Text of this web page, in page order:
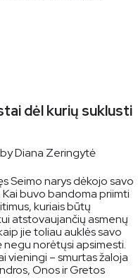
dėl kurių suklusti
Diana Zeringytė
Seimo narys dėkojo savo
Kai buvo bandoma priimti
kuriais būtų
atstovaujančių asmenų
jie toliau auklės savo
negu norėtųsi apsimesti.
vieningi – smurtas žaloja
Onos ir Gretos